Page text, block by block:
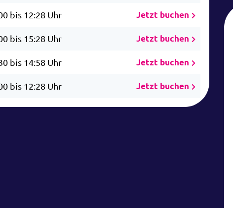
bis 12:28 Uhr Jetzt buchen
bis 15:28 Uhr Jetzt buchen
bis 14:58 Uhr Jetzt buchen
bis 12:28 Uhr Jetzt buchen